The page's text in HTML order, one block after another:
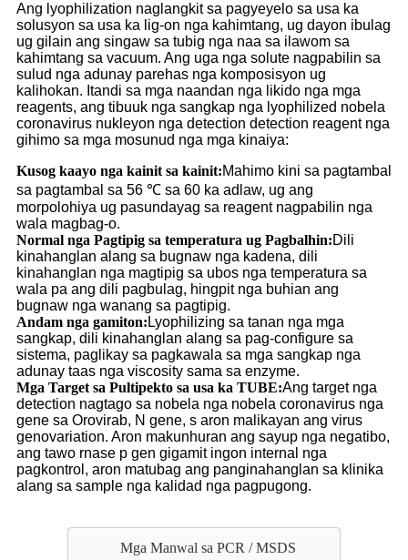
Ang lyophilization naglangkit sa pagyeyelo sa usa ka
solusyon sa usa ka lig-on nga kahimtang, ug dayon ibulag
ug gilain ang singaw sa tubig nga naa sa ilawom sa
kahimtang sa vacuum. Ang uga nga solute nagpabilin sa
sulud nga adunay parehas nga komposisyon ug
kalihokan. Itandi sa mga naandan nga likido nga mga
reagents, ang tibuuk nga sangkap nga lyophilized nobela
coronavirus nukleyon nga detection detection reagent nga
gihimo sa mga mosunud nga mga kinaiya:
Kusog kaayo nga kainit sa kainit:Mahimo kini sa pagtambal
sa pagtambal sa 56 ℃ sa 60 ka adlaw, ug ang
morpolohiya ug pasundayag sa reagent nagpabilin nga
wala magbag-o.
Normal nga Pagtipig sa temperatura ug Pagbalhin:Dili
kinahanglan alang sa bugnaw nga kadena, dili
kinahanglan nga magtipig sa ubos nga temperatura sa
wala pa ang dili pagbulag, hingpit nga buhian ang
bugnaw nga wanang sa pagtipig.
Andam nga gamiton: Lyophilizing sa tanan nga mga
sangkap, dili kinahanglan alang sa pag-configure sa
sistema, paglikay sa pagkawala sa mga sangkap nga
adunay taas nga viscosity sama sa enzyme.
Mga Target sa Pultipekto sa usa ka TUBE:Ang target nga
detection nagtago sa nobela nga nobela coronavirus nga
gene sa Orovirab, N gene, s aron malikayan ang virus
genovariation. Aron makunhuran ang sayup nga negatibo,
ang tawo rnase p gen gigamit ingon internal nga
pagkontrol, aron matubag ang panginahanglan sa klinika
alang sa sample nga kalidad nga pagpugong.
Mga Manwal sa PCR / MSDS